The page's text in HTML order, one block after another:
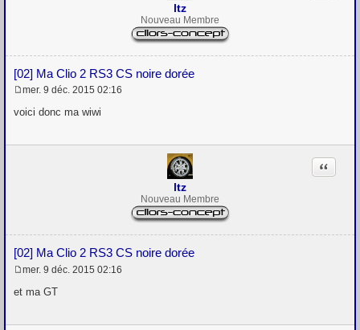
ltz
Nouveau Membre
[02] Ma Clio 2 RS3 CS noire dorée
e
a
mer. 9 déc. 2015 02:16
voici donc ma wiwi
ltz
Nouveau Membre
[02] Ma Clio 2 RS3 CS noire dorée
Citation
e
a
mer. 9 déc. 2015 02:16
et ma GT